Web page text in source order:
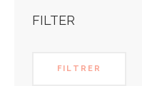
FILTER
FILTRER